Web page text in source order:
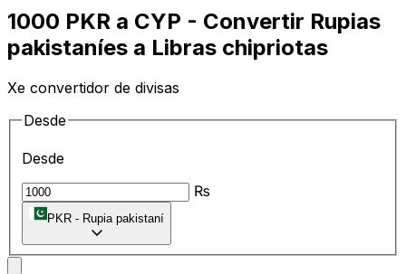
1000 PKR a CYP - Convertir Rupias
pakistaníes a Libras chipriotas
Xe convertidor de divisas
Desde
Desde
₨
PKR - Rupia pakistaní